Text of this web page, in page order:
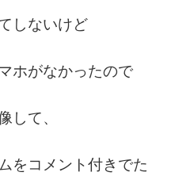
しないけど
ホがなかったので
して、
をコメント付きでた